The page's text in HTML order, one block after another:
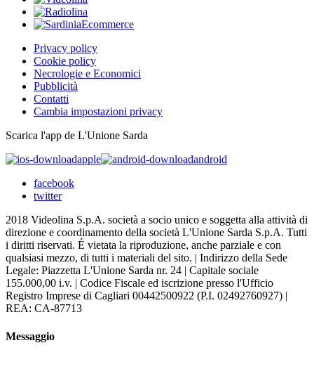
Privacy policy
Cookie policy
Necrologie e Economici
Pubblicità
Contatti
Cambia impostazioni privacy
Scarica l'app de L'Unione Sarda
apple
android
facebook
twitter
2018 Videolina S.p.A. società a socio unico e soggetta alla attività di
direzione e coordinamento della società L'Unione Sarda S.p.A. Tutti
i diritti riservati. É vietata la riproduzione, anche parziale e con
qualsiasi mezzo, di tutti i materiali del sito. | Indirizzo della Sede
Legale: Piazzetta L'Unione Sarda nr. 24 | Capitale sociale
155.000,00 i.v. | Codice Fiscale ed iscrizione presso l'Ufficio
Registro Imprese di Cagliari 00442500922 (P.I. 02492760927) |
REA: CA-87713
Messaggio